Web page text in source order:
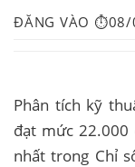
ĐĂNG VÀO ⏱️08/
Phân tích kỹ
đạt mức 22.000
nhất trong Chỉ